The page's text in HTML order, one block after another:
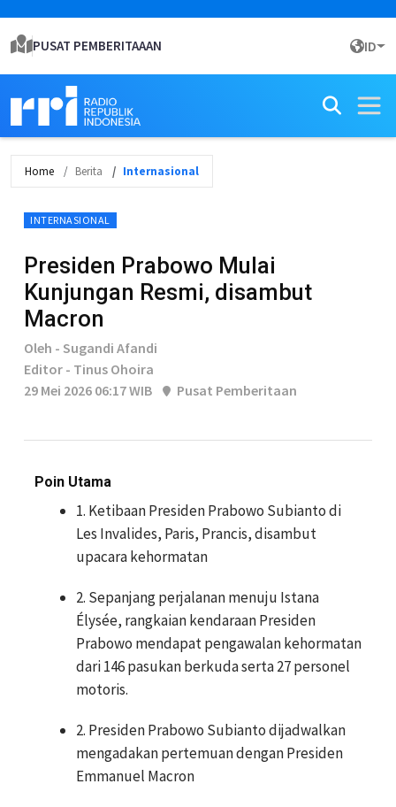
PUSAT PEMBERITAAAN ID
Home Berita Internasional
INTERNASIONAL
Presiden Prabowo Mulai
Kunjungan Resmi, disambut
Macron
Oleh - Sugandi Afandi
Editor - Tinus Ohoira
29 Mei 2026 06:17 WIB
Pusat Pemberitaan
Poin Utama
1. Ketibaan Presiden Prabowo Subianto di
Les Invalides, Paris, Prancis, disambut
upacara kehormatan
2. Sepanjang perjalanan menuju Istana
Élysée, rangkaian kendaraan Presiden
Prabowo mendapat pengawalan kehormatan
dari 146 pasukan berkuda serta 27 personel
motoris.
2. Presiden Prabowo Subianto dijadwalkan
mengadakan pertemuan dengan Presiden
Emmanuel Macron